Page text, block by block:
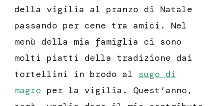
della vigilia al pranzo di Natale
passando per cene tra amici. Nel
menù della mia famiglia ci sono
molti piatti della tradizione dai
tortellini in brodo al sugo di
magro per la vigilia. Quest’anno,